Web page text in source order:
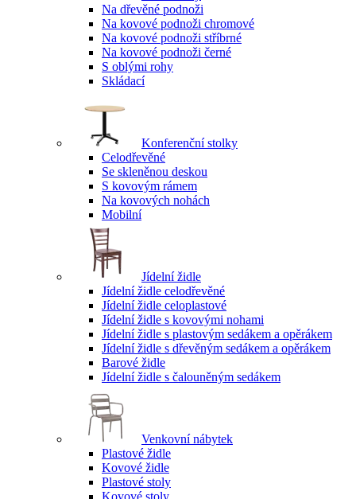
Na dřevěné podnoži
Na kovové podnoži chromové
Na kovové podnoži stříbrné
Na kovové podnoži černé
S oblými rohy
Skládací
Konferenční stolky
Celodřevěné
Se skleněnou deskou
S kovovým rámem
Na kovových nohách
Mobilní
Jídelní židle
Jídelní židle celodřevěné
Jídelní židle celoplastové
Jídelní židle s kovovými nohami
Jídelní židle s plastovým sedákem a opěrákem
Jídelní židle s dřevěným sedákem a opěrákem
Barové židle
Jídelní židle s čalouněným sedákem
Venkovní nábytek
Plastové židle
Kovové židle
Plastové stoly
Kovové stoly